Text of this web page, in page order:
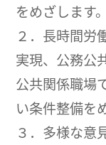
をめざします。
２．長時間労
実現、公務公
公共関係職場
い条件整備を
３．多様な意